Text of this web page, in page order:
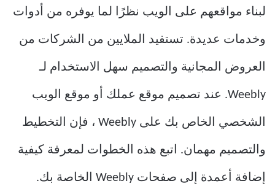
لبناء مواقعهم على الويب نظرًا لما يوفره من أدوات
وخدمات عديدة. تستفيد الملايين من الشركات من
العروض المجانية والتصميم سهل الاستخدام لـ
Weebly. عند تصميم موقع عملك أو موقع الويب
الشخصي الخاص بك على Weebly ، فإن التخطيط
والتصميم مهمان. اتبع هذه الخطوات لمعرفة كيفية
إضافة أعمدة إلى صفحات Weebly الخاصة بك.